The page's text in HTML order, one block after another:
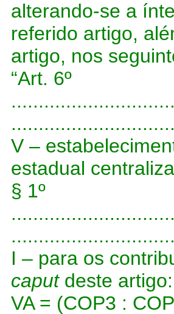
alterando-se a
referido artigo,
artigo, nos
“Art. 6º
V –
estadual
§ 1º
I – para os
caputdeste artigo:
VA = (COP3 :